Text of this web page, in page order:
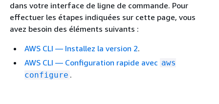
dans votre interface de ligne de commande. Pour
effectuer les étapes indiquées sur cette page, vous
avez besoin des éléments suivants :
AWS CLI — Installez la version 2.
AWS CLI — Configuration rapide avec aws
configure .